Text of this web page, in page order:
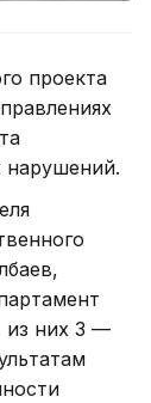
проекта
нарушений.
из них 3 —